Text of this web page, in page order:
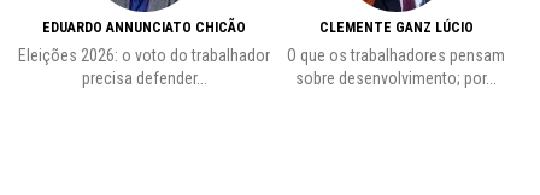
EDUARDO ANNUNCIATO CHICÃO
Eleições 2026: o voto do trabalhador
precisa defender...
CLEMENTE GANZ LÚCIO
O que os trabalhadores pensam
sobre desenvolvimento; por...